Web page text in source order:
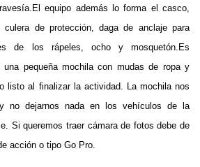
equipo además lo forma el casco,
culera de protección, daga de anclaje para
de los rápeles, ocho y mosquetón.Es
una pequeña mochila con mudas de ropa y
listo al finalizar la actividad. La mochila nos
no dejarnos nada en los vehículos de la
Si queremos traer cámara de fotos debe de
acción o tipo Go Pro.